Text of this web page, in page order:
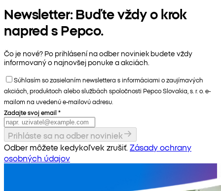
Newsletter: Buďte vždy o krok
napred s Pepco.
Čo je nové? Po prihlásení na odber noviniek budete vždy
informovaný o najnovšej ponuke a akciách.
Súhlasím so zasielaním newslettera s informáciami o zaujímavých
akciách, produktoch alebo službách spoločnosti Pepco Slovakia, s. r. o. e-
mailom na uvedenú e-mailovú adresu.
Zadajte svoj email *
Prihláste sa na odber noviniek
Odber môžete kedykoľvek zrušiť. Zásady ochrany
osobných údajov